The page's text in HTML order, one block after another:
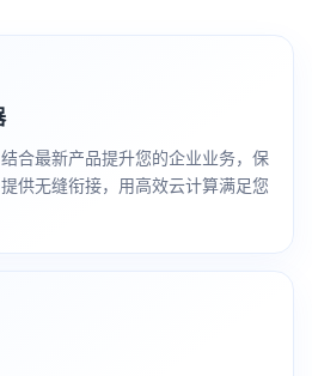
合最新产品提升您的企业业务，保
供无缝衔接，用高效云计算满足您